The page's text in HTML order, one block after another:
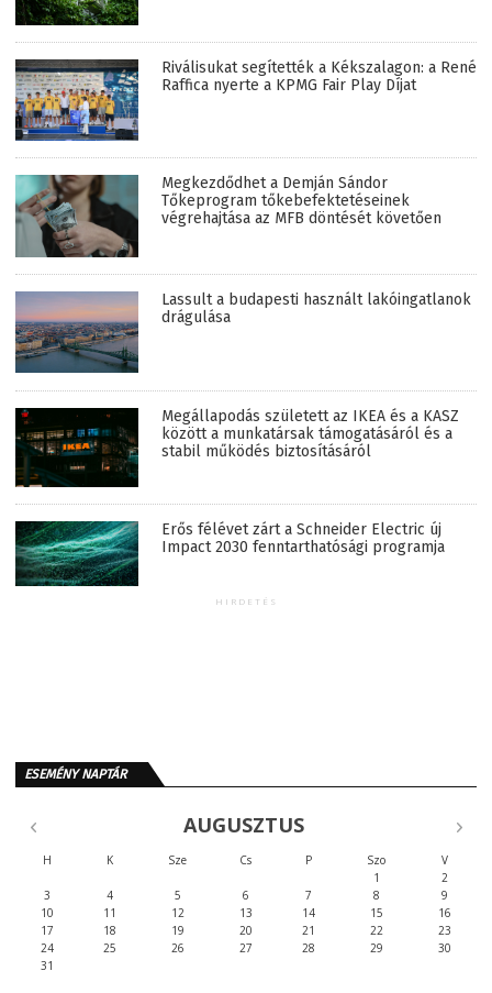
Riválisukat segítették a Kékszalagon: a René
Raffica nyerte a KPMG Fair Play Díjat
Megkezdődhet a Demján Sándor
Tőkeprogram tőkebefektetéseinek
végrehajtása az MFB döntését követően
Lassult a budapesti használt lakóingatlanok
drágulása
Megállapodás született az IKEA és a KASZ
között a munkatársak támogatásáról és a
stabil működés biztosításáról
Erős félévet zárt a Schneider Electric új
Impact 2030 fenntarthatósági programja
HIRDETÉS
ESEMÉNY NAPTÁR
AUGUSZTUS
H K Sze Cs P Szo
V
1
2
3
4 5 6 7 8
9
10
11 12 13 14 15
16
17
18 19 20 21 22
23
24
25 26 27 28 29
30
31